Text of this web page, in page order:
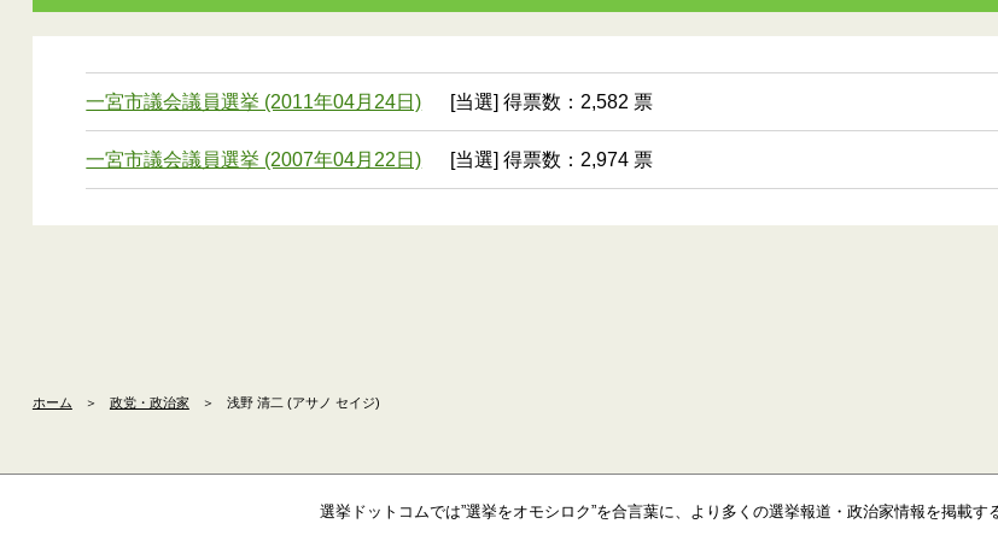
一宮市議会議員選挙 (2011年04月24日) [当選] 得票数：2,582 票
一宮市議会議員選挙 (2007年04月22日) [当選] 得票数：2,974 票
ホーム ＞ 政党・政治家 ＞ 浅野 清二 (アサノ セイジ)
選挙ドットコムでは”選挙をオモシロク”を合言葉に、より多くの選挙報道・政治家情報を掲載